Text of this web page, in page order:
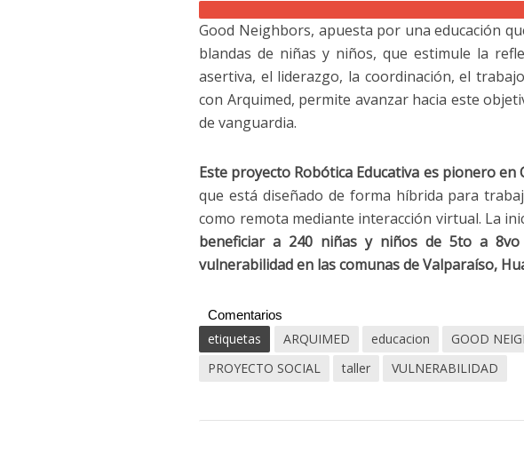
Good Neighbors, apuesta por una educación
blandas de niñas y niños, que estimule la
asertiva, el liderazgo, la coordinación, el
con Arquimed, permite avanzar hacia este
de vanguardia.
Este proyecto Robótica Educativa es pionero en
que está diseñado de forma híbrida para
como remota mediante interacción virtual. La
beneficiar a 240 niñas y niños de 5to a
vulnerabilidad en las comunas de Valparaíso,
Comentarios
etiquetas ARQUIMED educacion GOOD
PROYECTO SOCIAL
taller VULNERABILIDAD